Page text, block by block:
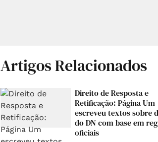
Artigos Relacionados
Direito de Resposta e
Retificação: Página Um
escreveu textos sobre
do DN com base em
oficiais